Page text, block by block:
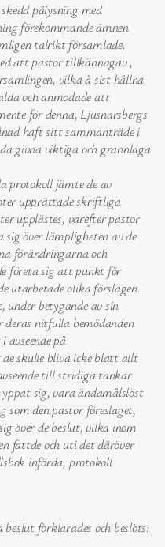
pålysning med
förekommande ämnen
talrikt församlade.
att pastor tillkännagav ,
vilka å sist hållna
och anmodade att
för denna, Ljusnarsbergs
haft sitt sammanträde i
givna viktiga och grannlaga
protokoll jämte de av
upprättade skriftliga
upplästes; varefter pastor
över lämpligheten av de
förändringarna och
företa sig att punkt för
utarbetade olika förslagen.
under betygande av sin
nitfulla bemödanden
på
skulle bliva icke blatt allt
till stridiga tankar
yppat sig, vara ändamålslöst
som den pastor föreslaget,
över de beslut, vilka inom
fattde och uti det däröver
införda, protokoll
förklarades och beslöts: